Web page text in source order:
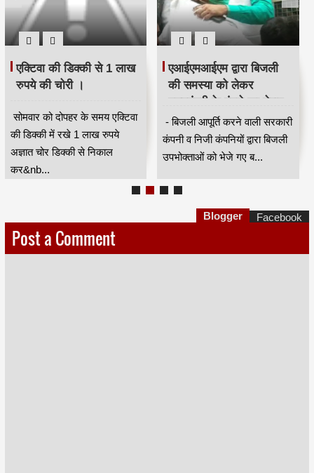
एक्टिवा की डिक्की से 1 लाख
रुपये की चोरी ।
सोमवार को दोपहर के समय एक्टिवा
की डिक्की में रखे 1 लाख रुपये
अज्ञात चोर डिक्की से निकाल
कर&nb...
एआईएमआईएम द्वारा बिजली
की समस्या को लेकर
मुख्यमंत्री के बंगले का घेराव
करने के लिए एकत्रित होने
वालों को पुलिस ने लिया
हिरासत में ।
- बिजली आपूर्ति करने वाली सरकारी
कंपनी व निजी कंपनियों द्वारा बिजली
उपभोक्ताओं को भेजे गए ब...
Post a Comment
Blogger Facebook